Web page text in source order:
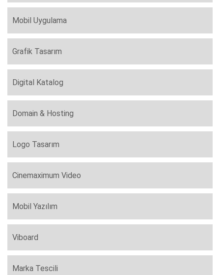
Mobil Uygulama
Grafik Tasarım
Digital Katalog
Domain & Hosting
Logo Tasarım
Cinemaximum Video
Mobil Yazılım
Viboard
Marka Tescili